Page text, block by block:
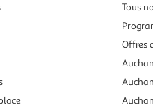
Tous
Offres